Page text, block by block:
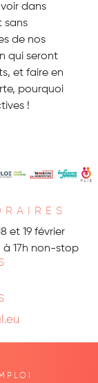
dans
sans
de nos
qui seront
et faire en
pourquoi
!
et 19 février
à 17h non-stop